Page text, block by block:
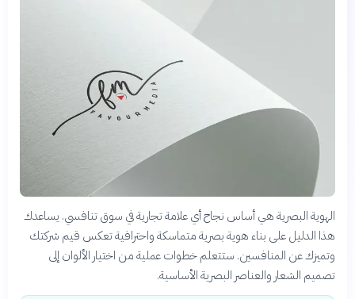
الهوية البصرية هي أساس نجاح أي علامة تجارية في سوق تنافسي. يساعدك
هذا الدليل على بناء هوية بصرية متماسكة واحترافية تعكس قيم شركتك
وتميزك عن المنافسين. ستتعلم خطوات عملية من اختيار الألوان إلى
تصميم الشعار والعناصر البصرية الأساسية.